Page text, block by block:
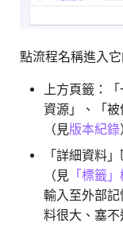
點流程名稱進入
上方頁籤：
資源」、「被
（見版本紀錄
「詳細資料
（見「標籤」
輸入至外部
料很大、塞